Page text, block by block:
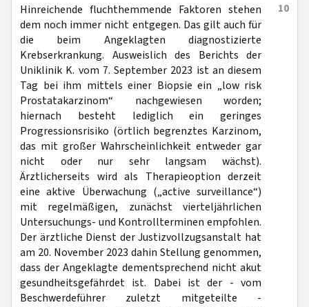
10
Hinreichende fluchthemmende Faktoren stehen
dem noch immer nicht entgegen. Das gilt auch für
die beim Angeklagten diagnostizierte
Krebserkrankung. Ausweislich des Berichts der
Uniklinik K. vom 7. September 2023 ist an diesem
Tag bei ihm mittels einer Biopsie ein „low risk
Prostatakarzinom“ nachgewiesen worden;
hiernach besteht lediglich ein geringes
Progressionsrisiko (örtlich begrenztes Karzinom,
das mit großer Wahrscheinlichkeit entweder gar
nicht oder nur sehr langsam wächst).
Ärztlicherseits wird als Therapieoption derzeit
eine aktive Überwachung („active surveillance“)
mit regelmäßigen, zunächst vierteljährlichen
Untersuchungs- und Kontrollterminen empfohlen.
Der ärztliche Dienst der Justizvollzugsanstalt hat
am 20. November 2023 dahin Stellung genommen,
dass der Angeklagte dementsprechend nicht akut
gesundheitsgefährdet ist. Dabei ist der - vom
Beschwerdeführer zuletzt mitgeteilte -